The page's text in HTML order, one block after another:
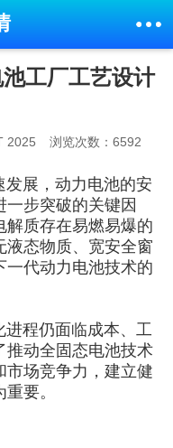
工厂工艺设计
2025 浏览次数：6592
展，动力电池的安
步突破的关键因
解质存在易燃易爆的
液态物质、宽安全窗
一代动力电池技术的
程仍面临成本、工
推动全固态电池技术
市场竞争力，建立健
要。